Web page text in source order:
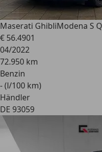
Maserati GhibliModena S
€ 56.4901
04/2022
72.950 km
Benzin
- (l/100 km)
Händler
DE 93059